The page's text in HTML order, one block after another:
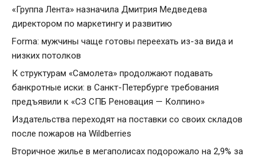
«Группа Лента» назначила Дмитрия Медведева
директором по маркетингу и развитию
Forma: мужчины чаще готовы переехать из-за вида и
низких потолков
К структурам «Самолета» продолжают подавать
банкротные иски: в Санкт-Петербурге требования
предъявили к «СЗ СПБ Реновация — Колпино»
Издательства переходят на поставки со своих складов
после пожаров на Wildberries
Вторичное жилье в мегаполисах подорожало на 2,9% за